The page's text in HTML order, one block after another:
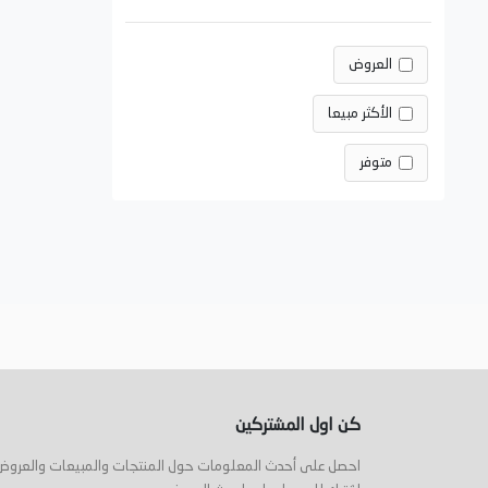
العروض
الأكثر مبيعا
متوفر
كن اول المشتركين
احصل على أحدث المعلومات حول المنتجات والمبيعات